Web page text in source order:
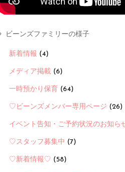
ビーンズファミリーの様子
新着情報 (4)
メディア掲載 (6)
一時預かり保育 (64)
♡ビーンズメンバー専用ページ (26)
イベント告知・ご予約状況のお知ら
♡スタッフ募集中 (7)
♡新着情報♡ (58)